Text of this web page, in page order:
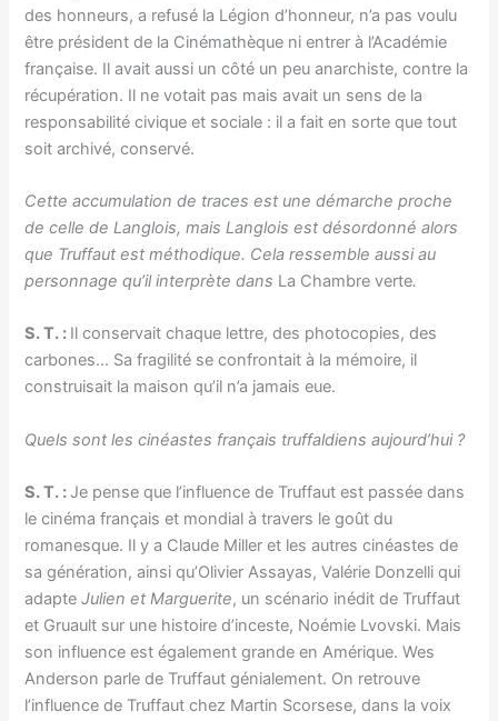
des honneurs, a refusé la Légion d’honneur, n’a pas voulu
être président de la Cinémathèque ni entrer à l’Académie
française. Il avait aussi un côté un peu anarchiste, contre la
récupération. Il ne votait pas mais avait un sens de la
responsabilité civique et sociale : il a fait en sorte que tout
soit archivé, conservé.
Cette accumulation de traces est une démarche proche
de celle de Langlois, mais Langlois est désordonné alors
que Truffaut est méthodique. Cela ressemble aussi au
personnage qu’il interprète dans La Chambre verte.
S. T. : Il conservait chaque lettre, des photocopies, des
carbones… Sa fragilité se confrontait à la mémoire, il
construisait la maison qu’il n’a jamais eue.
Quels sont les cinéastes français truffaldiens aujourd’hui ?
S. T. : Je pense que l’influence de Truffaut est passée dans
le cinéma français et mondial à travers le goût du
romanesque. Il y a Claude Miller et les autres cinéastes de
sa génération, ainsi qu’Olivier Assayas, Valérie Donzelli qui
adapteJulien et Marguerite, un scénario inédit de Truffaut
et Gruault sur une histoire d’inceste, Noémie Lvovski. Mais
son influence est également grande en Amérique. Wes
Anderson parle de Truffaut génialement. On retrouve
l’influence de Truffaut chez Martin Scorsese, dans la voix